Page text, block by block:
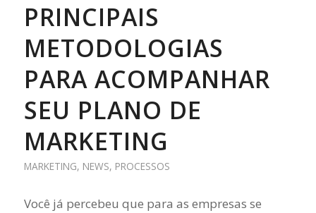
PRINCIPAIS
METODOLOGIAS
PARA ACOMPANHAR
SEU PLANO DE
MARKETING
MARKETING, NEWS, PROCESSOS
Você já percebeu que para as empresas se